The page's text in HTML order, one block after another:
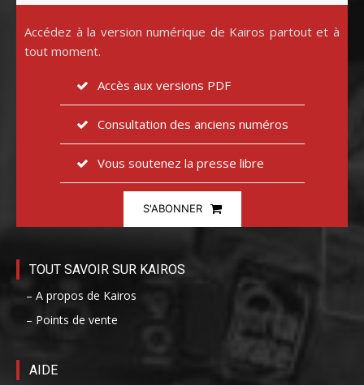
Accédez à la version numérique de Kairos partout et à
tout moment.
Accès aux versions PDF
Consultation des anciens numéros
Vous soutenez la presse libre
S'ABONNER
TOUT SAVOIR SUR KAIROS
– A propos de Kairos
– Points de vente
AIDE